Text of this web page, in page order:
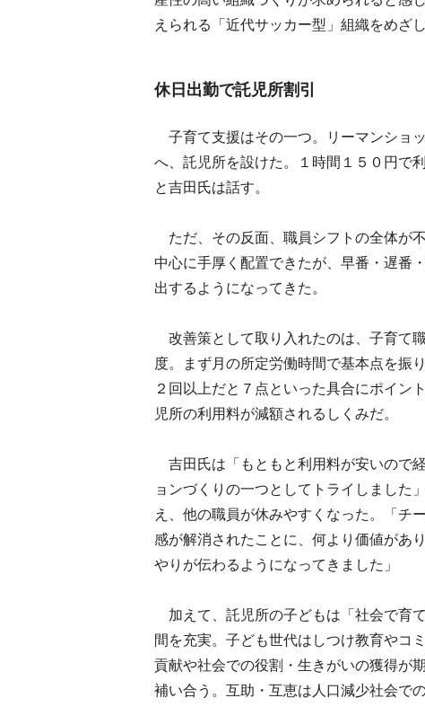
えられる「近代サッカー型」組織をめざ
休日出勤で託児所割引
子育て支援はその一つ。リーマンショ
へ、託児所を設けた。１時間１５０円で
と吉田氏は話す。
ただ、その反面、職員シフトの全体が
中心に手厚く配置できたが、早番・遅番
出するようになってきた。
改善策として取り入れたのは、子育て
度。まず月の所定労働時間で基本点を振
２回以上だと７点といった具合にポイン
児所の利用料が減額されるしくみだ。
吉田氏は「もともと利用料が安いので
ョンづくりの一つとしてトライしました
え、他の職員が休みやすくなった。「チ
感が解消されたことに、何より価値があ
やりが伝わるようになってきました」
加えて、託児所の子どもは「社会で育
間を充実。子ども世代はしつけ教育やコ
貢献や社会での役割・生きがいの獲得が
補い合う。互助・互恵は人口減少社会で